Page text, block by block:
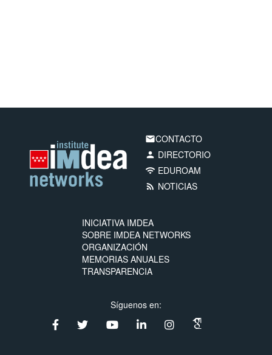
emailCONTACTO
person DIRECTORIO
wifi EDUROAM
rss_feed NOTICIAS
INICIATIVA IMDEA
SOBRE IMDEA NETWORKS
ORGANIZACIÓN
MEMORIAS ANUALES
TRANSPARENCIA
Síguenos en: